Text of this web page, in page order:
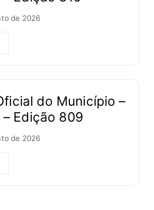
de 2026
do Município –
– Edição 809
de 2026